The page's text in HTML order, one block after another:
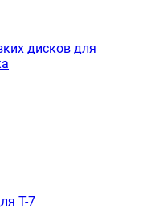
дисков для
T-7